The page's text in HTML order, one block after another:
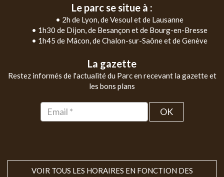
Le parc se situe à :
• 2h de Lyon, de Vesoul et de Lausanne
• 1h30 de Dijon, de Besançon et de Bourg-en-Bresse
• 1h45 de Mâcon, de Chalon-sur-Saône et de Genève
La gazette
Restez informés de l'actualité du Parc en recevant la gazette et
les bons plans
OK
VOIR TOUS LES HORAIRES EN FONCTION DES